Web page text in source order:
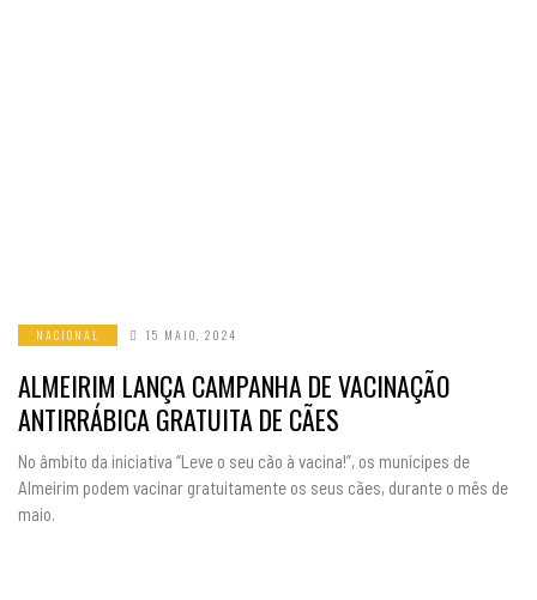
NACIONAL 15 MAIO, 2024
ALMEIRIM LANÇA CAMPANHA DE VACINAÇÃO
ANTIRRÁBICA GRATUITA DE CÃES
No âmbito da iniciativa “Leve o seu cão à vacina!”, os munícipes de
Almeirim podem vacinar gratuitamente os seus cães, durante o mês de
maio.